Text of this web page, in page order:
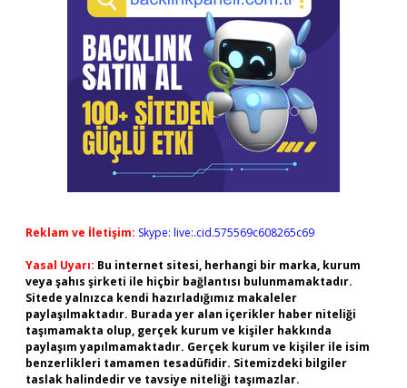
Reklam ve İletişim: Skype: live:.cid.575569c608265c69
Yasal Uyarı: Bu internet sitesi, herhangi bir marka, kurum
veya şahıs şirketi ile hiçbir bağlantısı bulunmamaktadır.
Sitede yalnızca kendi hazırladığımız makaleler
paylaşılmaktadır. Burada yer alan içerikler haber niteliği
taşımamakta olup, gerçek kurum ve kişiler hakkında
paylaşım yapılmamaktadır. Gerçek kurum ve kişiler ile isim
benzerlikleri tamamen tesadüfidir. Sitemizdeki bilgiler
taslak halindedir ve tavsiye niteliği taşımazlar.